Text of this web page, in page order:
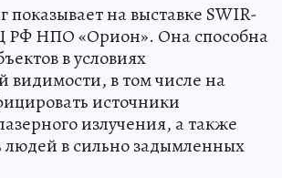
показывает на выставке SWIR-
РФ НПО «Орион». Она способна
в условиях
видимости, в том числе на
источники
излучения, а также
людей в сильно задымленных